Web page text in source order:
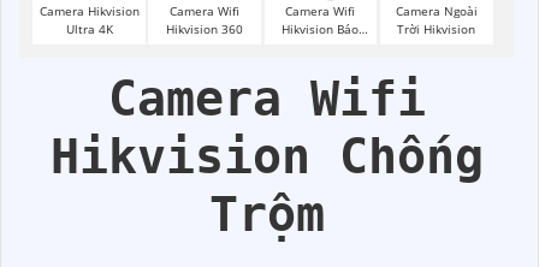
Camera Hikvision
Ultra 4K
Camera Wifi
Hikvision 360
Camera Wifi
Hikvision Báo
Camera Ngoài
Trời Hikvision
Camera Wifi
Hikvision Chống
Trộm